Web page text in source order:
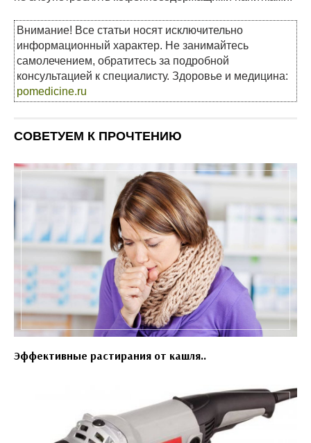
Внимание! Все статьи носят исключительно
информационный характер. Не занимайтесь
самолечением, обратитесь за подробной
консультацией к специалисту. Здоровье и медицина:
pomedicine.ru
СОВЕТУЕМ К ПРОЧТЕНИЮ
Эффективные растирания от кашля..